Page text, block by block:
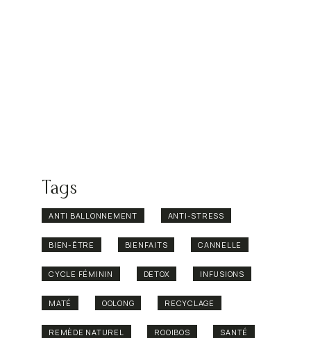
Tags
ANTI BALLONNEMENT ANTI-STRESS
BIEN-ÊTRE BIENFAITS CANNELLE
CYCLE FÉMININ DETOX INFUSIONS
MATÉ OOLONG RECYCLAGE
REMÈDE NATUREL ROOIBOS SANTÉ